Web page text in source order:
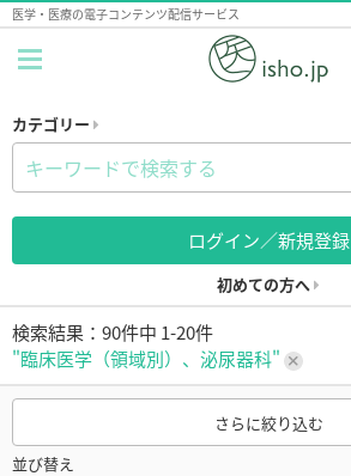
医学・医療の電子コンテンツ配信サービス
カテゴリー
ログイン／新規登録
初めての方へ
検索結果：90件中 1-20件
"臨床医学（領域別）、泌尿器科"
さらに絞り込む
並び替え